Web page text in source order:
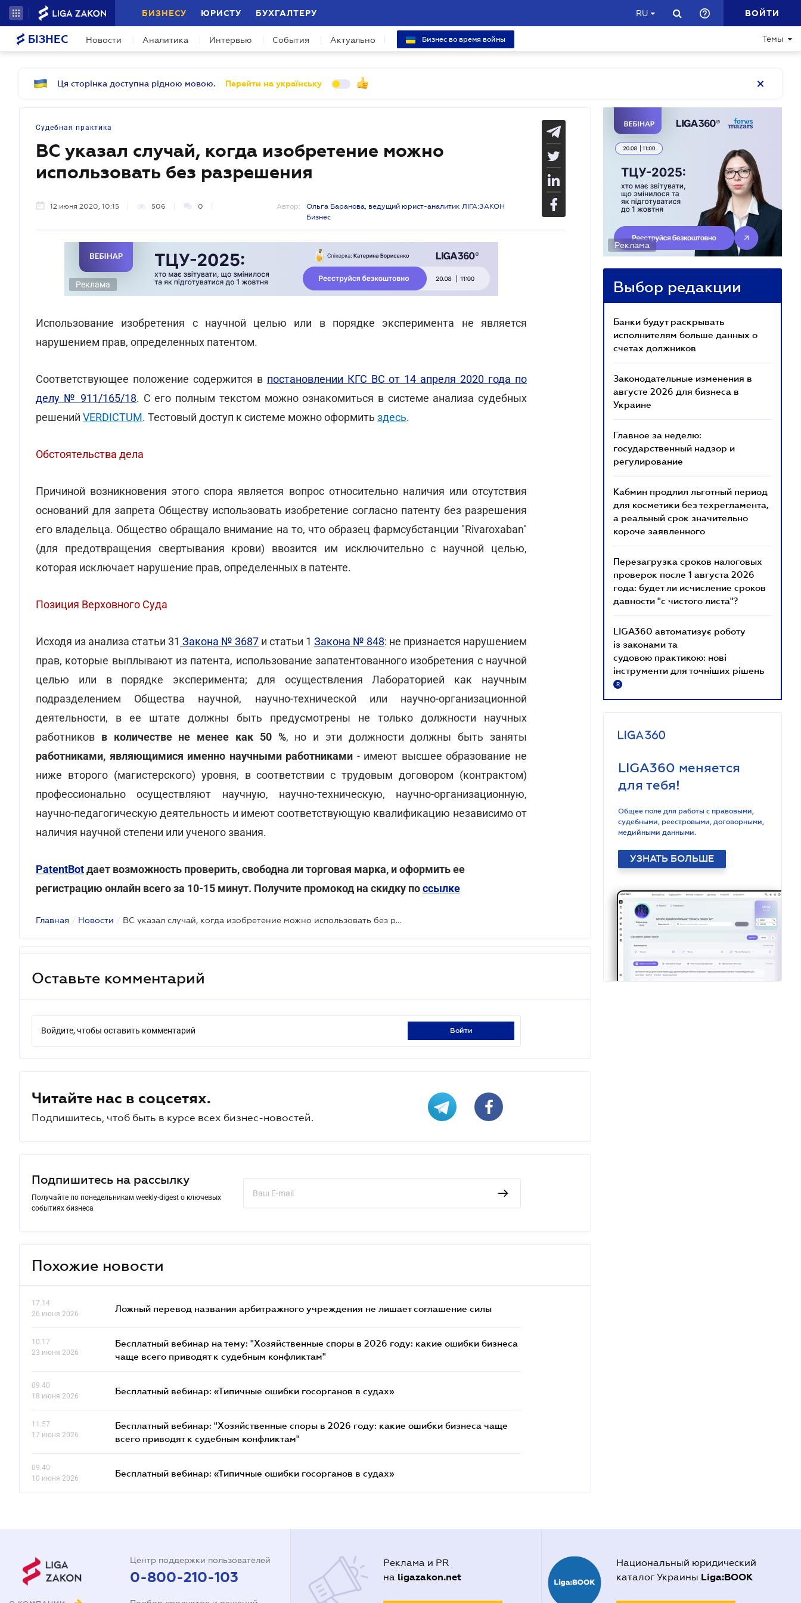
БИЗНЕСУ ЮРИСТУ БУХГАЛТЕРУ RU ВОЙТИ
БІЗНЕС Новости Аналитика Интервью События Актуально Бизнес во время войны Темы
Ця сторінка доступна рідною мовою. Перейти на українську
Судебная практика
ВС указал случай, когда изобретение можно
использовать без разрешения
12 июня 2020, 10:15 506 0 Автор:
Ольга Баранова, ведущий юрист-аналитик ЛІГА:ЗАКОН
Бизнес
Реклама
Использование изобретения с научной целью или в порядке эксперимента не является
нарушением прав, определенных патентом.
Соответствующее положение содержится в постановлении КГС ВС от 14 апреля 2020 года по
делу № 911/165/18. С его полным текстом можно ознакомиться в системе анализа судебных
решений VERDICTUM. Тестовый доступ к системе можно оформить здесь.
Обстоятельства дела
Причиной возникновения этого спора является вопрос относительно наличия или отсутствия
оснований для запрета Обществу использовать изобретение согласно патенту без разрешения
его владельца. Общество обращало внимание на то, что образец фармсубстанции "Rivaroxaban"
(для предотвращения свертывания крови) ввозится им исключительно с научной целью,
которая исключает нарушение прав, определенных в патенте.
Позиция Верховного Суда
Исходя из анализа статьи 31 Закона № 3687 и статьи 1 Закона № 848: не признается нарушением
прав, которые выплывают из патента, использование запатентованного изобретения с научной
целью или в порядке эксперимента; для осуществления Лабораторией как научным
подразделением Общества научной, научно-технической или научно-организационной
деятельности, в ее штате должны быть предусмотрены не только должности научных
работников в количестве не менее как 50 %, но и эти должности должны быть заняты
работниками, являющимися именно научными работниками - имеют высшее образование не
ниже второго (магистерского) уровня, в соответствии с трудовым договором (контрактом)
профессионально осуществляют научную, научно-техническую, научно-организационную,
научно-педагогическую деятельность и имеют соответствующую квалификацию независимо от
наличия научной степени или ученого звания.
PatentBotдает возможность проверить, свободна ли торговая марка, и оформить ее
регистрацию онлайн всего за 10-15 минут. Получите промокод на скидку поссылке
Главная / Новости / ВС указал случай, когда изобретение можно использовать без разрешения
Оставьте комментарий
Войдите, чтобы оставить комментарий войти
Читайте нас в соцсетях.
Подпишитесь, чтоб быть в курсе всех бизнес-новостей.
Подпишитесь на рассылку
Получайте по понедельникам weekly-digest о ключевых
событиях бизнеса
Похожие новости
17.14
26 июня 2026
Ложный перевод названия арбитражного учреждения не лишает соглашение силы
10.17
23 июня 2026
Бесплатный вебинар на тему: "Хозяйственные споры в 2026 году: какие ошибки бизнеса
чаще всего приводят к судебным конфликтам"
09.40
18 июня 2026
Бесплатный вебинар: «Типичные ошибки госорганов в судах»
11.57
17 июня 2026
Бесплатный вебинар: "Хозяйственные споры в 2026 году: какие ошибки бизнеса чаще
всего приводят к судебным конфликтам"
09.40
10 июня 2026
Бесплатный вебинар: «Типичные ошибки госорганов в судах»
Реклама
Выбор редакции
Банки будут раскрывать
исполнителям больше данных о
счетах должников
Законодательные изменения в
августе 2026 для бизнеса в
Украине
Главное за неделю:
государственный надзор и
регулирование
Кабмин продлил льготный период
для косметики без техрегламента,
а реальный срок значительно
короче заявленного
Перезагрузка сроков налоговых
проверок после 1 августа 2026
года: будет ли исчисление сроков
давности "с чистого листа"?
LIGA360 автоматизує роботу
із законами та
судовою практикою: нові
інструменти для точніших рішень
R
LIGA360 меняется
для тебя!
Общее поле для работы с правовыми,
судебными, реестровыми, договорными,
медийными данными.
УЗНАТЬ БОЛЬШЕ
Центр поддержки пользователей
0-800-210-103
Реклама и PR
на ligazakon.net
Национальный юридический
каталог Украины Liga:BOOK